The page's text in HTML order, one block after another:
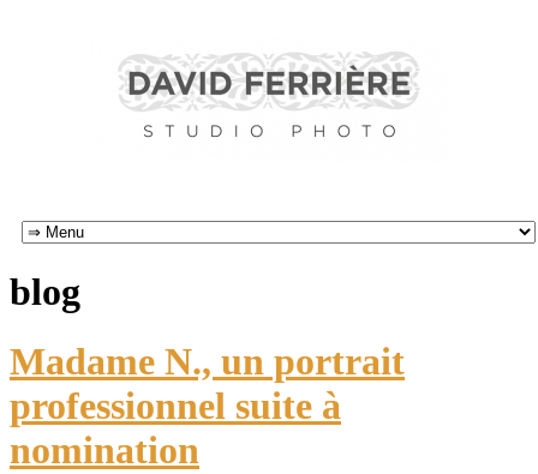
blog
Madame N., un portrait
professionnel suite à
nomination